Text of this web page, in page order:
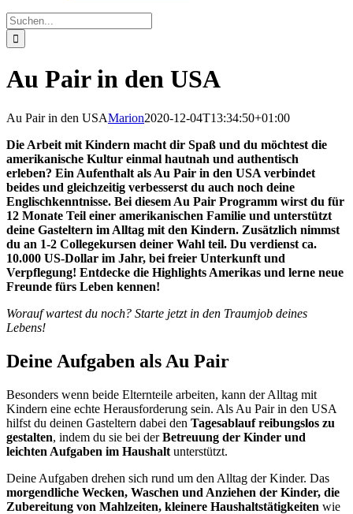
Suche
nach:
Au Pair in den USA
Au Pair in den USAMarion2020-12-04T13:34:50+01:00
Die Arbeit mit Kindern macht dir Spaß und du möchtest die
amerikanische Kultur einmal hautnah und authentisch
erleben? Ein Aufenthalt als Au Pair in den USA verbindet
beides und gleichzeitig verbesserst du auch noch deine
Englischkenntnisse. Bei diesem Au Pair Programm wirst du für
12 Monate Teil einer amerikanischen Familie und unterstützt
deine Gasteltern im Alltag mit den Kindern. Zusätzlich nimmst
du an 1-2 Collegekursen deiner Wahl teil. Du verdienst ca.
10.000 US-Dollar im Jahr, bei freier Unterkunft und
Verpflegung! Entdecke die Highlights Amerikas und lerne neue
Freunde fürs Leben kennen!
Worauf wartest du noch? Starte jetzt in den Traumjob deines
Lebens!
Deine Aufgaben als Au Pair
Besonders wenn beide Elternteile arbeiten, kann der Alltag mit
Kindern eine echte Herausforderung sein. Als Au Pair in den USA
hilfst du deinen Gasteltern dabei den Tagesablauf reibungslos zu
gestalten, indem du sie bei derBetreuung der Kinder und
leichten Aufgaben im Haushalt unterstützt.
Deine Aufgaben drehen sich rund um den Alltag der Kinder. Das
morgendliche Wecken, Waschen und Anziehen der Kinder, die
Zubereitung von Mahlzeiten, kleinere Haushaltstätigkeiten wie